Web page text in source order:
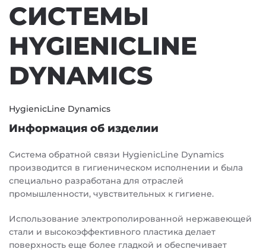
СИСТЕМЫ
HYGIENICLINE
DYNAMICS
HygienicLine Dynamics
Информация об изделии
Система обратной связи HygienicLine Dynamics
производится в гигиеническом исполнении и была
специально разработана для отраслей
промышленности, чувствительных к гигиене.
Использование электрополированной нержавеющей
стали и высокоэффективного пластика делает
поверхность еще более гладкой и обеспечивает